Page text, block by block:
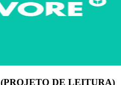
DE LEITURA)